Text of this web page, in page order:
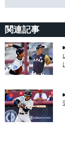
関連記事